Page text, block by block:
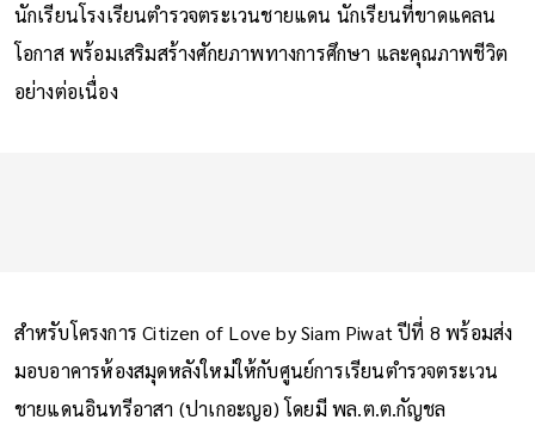
นักเรียนโรงเรียนตำรวจตระเวนชายแดน นักเรียนที่ขาดแคลน
โอกาส พร้อมเสริมสร้างศักยภาพทางการศึกษา และคุณภาพชีวิต
อย่างต่อเนื่อง
สำหรับโครงการ Citizen of Love by Siam Piwat ปีที่ 8 พร้อมส่ง
มอบอาคารห้องสมุดหลังใหม่ให้กับศูนย์การเรียนตำรวจตระเวน
ชายแดนอินทรีอาสา (ปาเกอะญอ) โดยมี พล.ต.ต.กัญชล